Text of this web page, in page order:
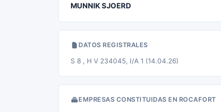
MUNNIK SJOERD
DATOS REGISTRALES
S 8 , H V 234045, I/A 1 (14.04.26)
EMPRESAS CONSTITUIDAS EN ROCAFORT